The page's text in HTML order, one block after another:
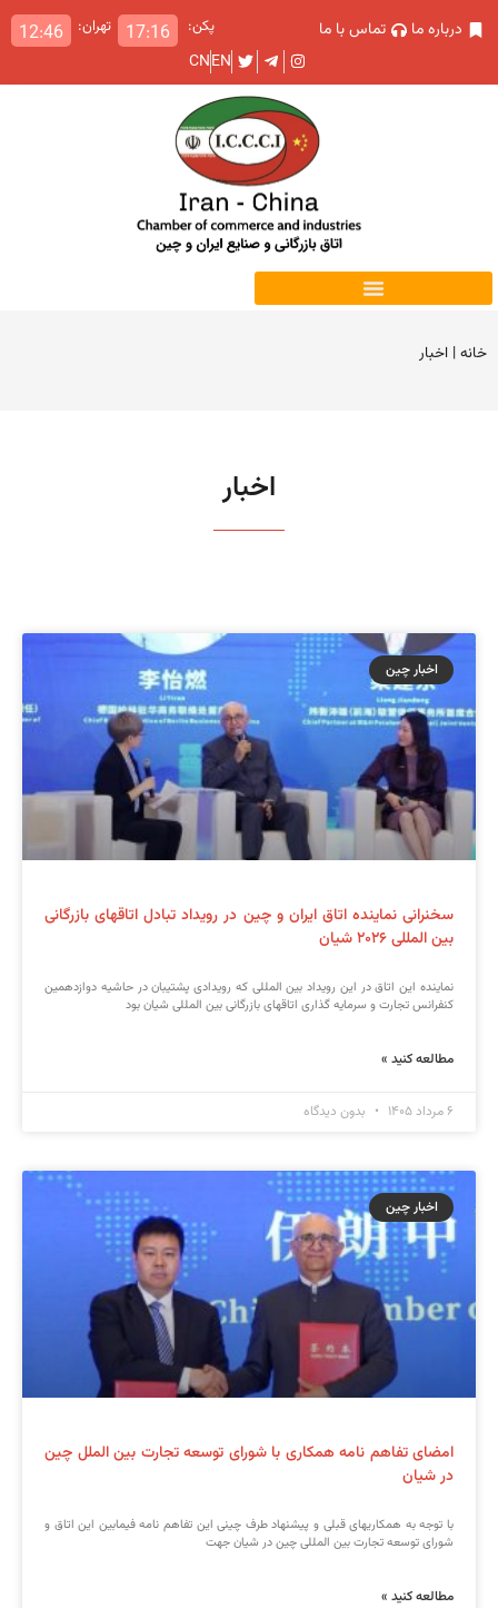
درباره ما تماس با ما پکن: 17:16 تهران: 12:46
EN
CN
خانه| اخبار
اخبار
اخبار چین
سخنرانی نماینده اتاق ایران و چین در رویداد تبادل اتاقهای بازرگانی
بین المللی ۲۰۲۶ شیان
نماینده این اتاق در این رویداد بین المللی که رویدادی پشتیبان در حاشیه دوازدهمین
کنفرانس تجارت و سرمایه گذاری اتاقهای بازرگانی بین المللی شیان بود
مطالعه کنید »
۶ مرداد ۱۴۰۵ بدون دیدگاه
اخبار چین
امضای تفاهم نامه همکاری با شورای توسعه تجارت بین الملل چین
در شیان
با توجه به همکاریهای قبلی و پیشنهاد طرف چینی این تفاهم نامه فیمابین این اتاق و
شورای توسعه تجارت بین المللی چین در شیان جهت
مطالعه کنید »